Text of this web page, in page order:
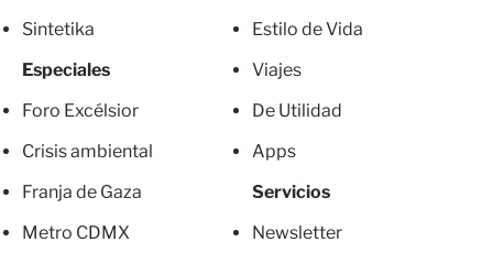
Sintetika
Especiales
Foro Excélsior
Crisis ambiental
Franja de Gaza
Metro CDMX
Estilo de Vida
Viajes
De Utilidad
Apps
Servicios
Newsletter